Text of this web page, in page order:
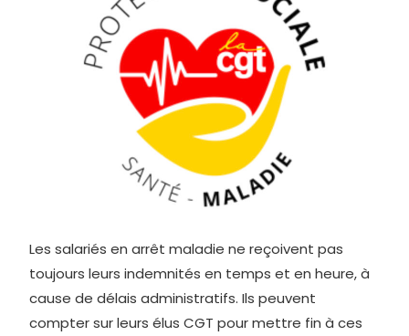
Les salariés en arrêt maladie ne reçoivent pas
toujours leurs indemnités en temps et en heure, à
cause de délais administratifs. Ils peuvent
compter sur leurs élus CGT pour mettre fin à ces